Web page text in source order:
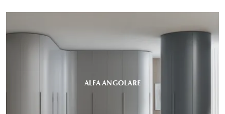
ALFA ANGOLARE